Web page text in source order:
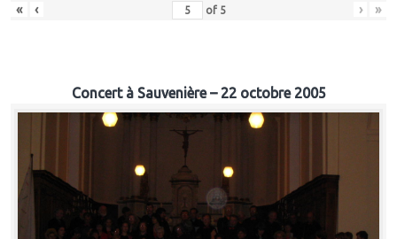
« ‹ of 5 › »
Concert à Sauvenière – 22 octobre 2005